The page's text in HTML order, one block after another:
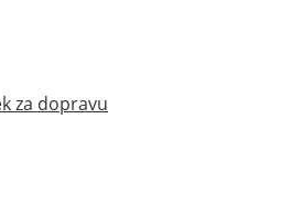
za dopravu